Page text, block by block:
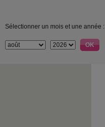
Sélectionner un mois et une année :